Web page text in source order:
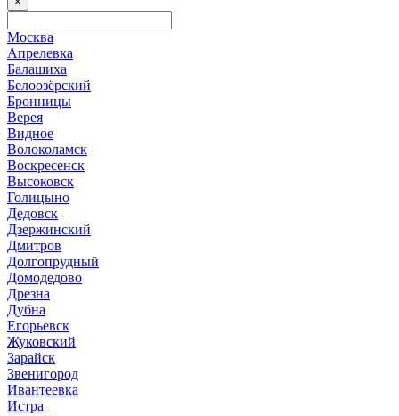
Москва
Апрелевка
Балашиха
Белоозёрский
Бронницы
Верея
Видное
Волоколамск
Воскресенск
Высоковск
Голицыно
Дедовск
Дзержинский
Дмитров
Долгопрудный
Домодедово
Дрезна
Дубна
Егорьевск
Жуковский
Зарайск
Звенигород
Ивантеевка
Истра